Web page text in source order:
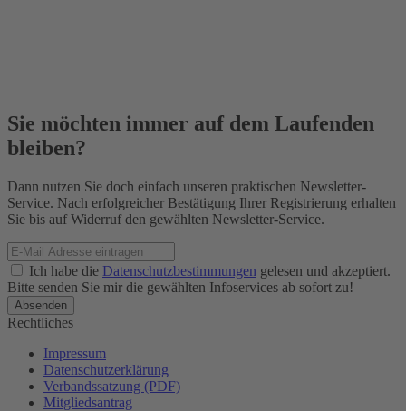
Sie möchten immer auf dem Laufenden
bleiben?
Dann nutzen Sie doch einfach unseren praktischen Newsletter-
Service. Nach erfolgreicher Bestätigung Ihrer Registrierung erhalten
Sie bis auf Widerruf den gewählten Newsletter-Service.
Ich habe die Datenschutzbestimmungen gelesen und akzeptiert.
Bitte senden Sie mir die gewählten Infoservices ab sofort zu!
Rechtliches
Impressum
Datenschutzerklärung
Verbandssatzung (PDF)
Mitgliedsantrag